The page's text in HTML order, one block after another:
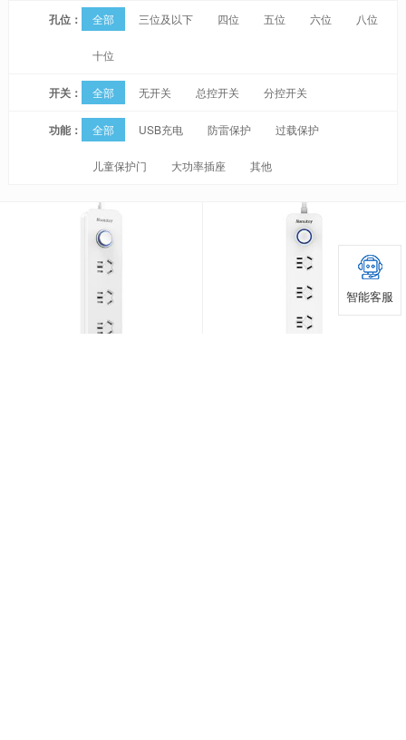
孔位： 全部 三位及以下 四位 五位 六位 八位
十位
开关： 全部 无开关 总控开关 分控开关
功能： 全部 USB充电 防雷保护 过载保护
儿童保护门 大功率插座 其他
智能客服